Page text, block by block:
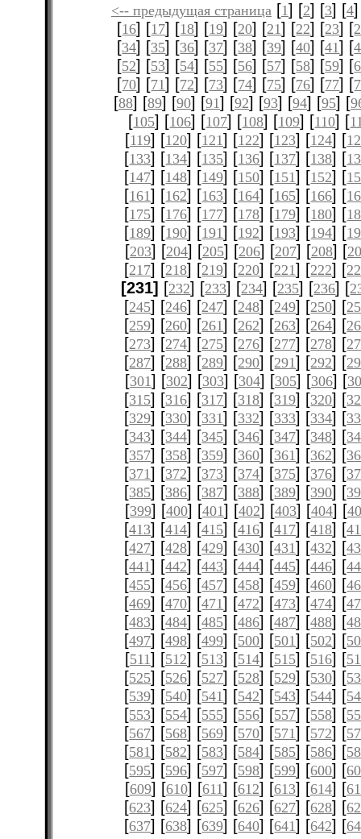
<-- предыдущая страница [1] [2] [3] [4
[16] [17] [18] [19] [20] [21] [22] [23] [
[34] [35] [36] [37] [38] [39] [40] [41] [
[52] [53] [54] [55] [56] [57] [58] [59] [
[70] [71] [72] [73] [74] [75] [76] [77] [
[88] [89] [90] [91] [92] [93] [94] [95] [
[105] [106] [107] [108] [109] [110] [
[119] [120] [121] [122] [123] [124] [
[133] [134] [135] [136] [137] [138] [
[147] [148] [149] [150] [151] [152] [
[161] [162] [163] [164] [165] [166] [
[175] [176] [177] [178] [179] [180] [
[189] [190] [191] [192] [193] [194] [
[203] [204] [205] [206] [207] [208] [
[217] [218] [219] [220] [221] [222] [
[231] [232] [233] [234] [235] [236] [
[245] [246] [247] [248] [249] [250] [
[259] [260] [261] [262] [263] [264] [
[273] [274] [275] [276] [277] [278] [
[287] [288] [289] [290] [291] [292] [
[301] [302] [303] [304] [305] [306] [
[315] [316] [317] [318] [319] [320] [
[329] [330] [331] [332] [333] [334] [
[343] [344] [345] [346] [347] [348] [
[357] [358] [359] [360] [361] [362] [
[371] [372] [373] [374] [375] [376] [
[385] [386] [387] [388] [389] [390] [
[399] [400] [401] [402] [403] [404] [
[413] [414] [415] [416] [417] [418] [
[427] [428] [429] [430] [431] [432] [
[441] [442] [443] [444] [445] [446] [
[455] [456] [457] [458] [459] [460] [
[469] [470] [471] [472] [473] [474] [
[483] [484] [485] [486] [487] [488] [
[497] [498] [499] [500] [501] [502] [
[511] [512] [513] [514] [515] [516] [
[525] [526] [527] [528] [529] [530] [
[539] [540] [541] [542] [543] [544] [
[553] [554] [555] [556] [557] [558] [
[567] [568] [569] [570] [571] [572] [
[581] [582] [583] [584] [585] [586] [
[595] [596] [597] [598] [599] [600] [
[609] [610] [611] [612] [613] [614] [
[623] [624] [625] [626] [627] [628] [
[637] [638] [639] [640] [641] [642] [